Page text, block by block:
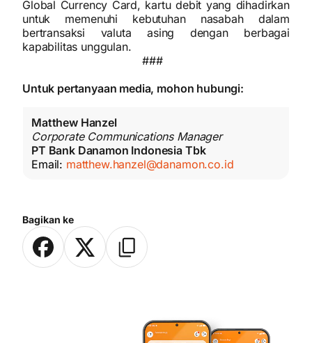
Bagikan ke
Global Currency Card, kartu debit yang dihadirkan
untuk memenuhi kebutuhan nasabah dalam
bertransaksi valuta asing dengan berbagai
kapabilitas unggulan.
###
Untuk pertanyaan media, mohon hubungi:
Matthew Hanzel
Corporate Communications Manager
PT Bank Danamon Indonesia Tbk
Email: matthew.hanzel@danamon.co.id